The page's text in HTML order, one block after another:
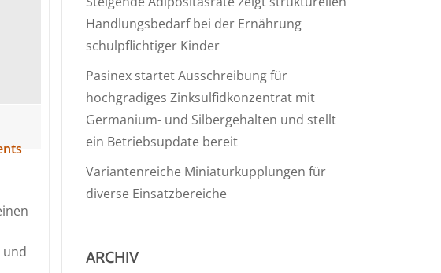
und
Handlungsbedarf bei der Ernährung
schulpflichtiger Kinder
Pasinex startet Ausschreibung für
hochgradiges Zinksulfidkonzentrat mit
Germanium- und Silbergehalten und stellt
ein Betriebsupdate bereit
Variantenreiche Miniaturkupplungen für
diverse Einsatzbereiche
ARCHIV